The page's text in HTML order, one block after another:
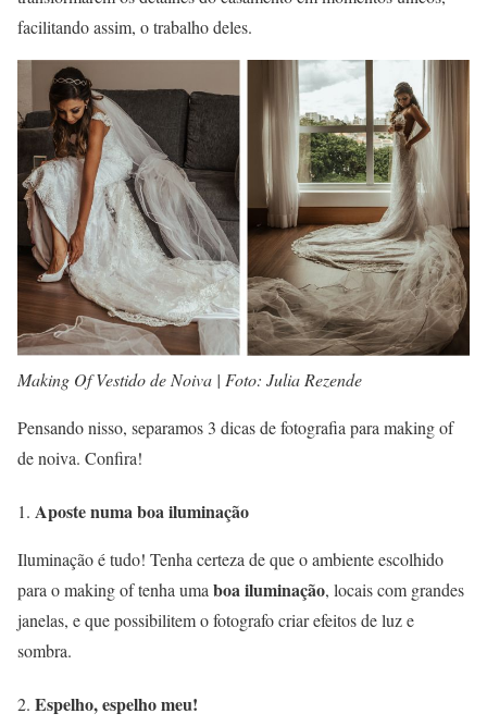
facilitando assim, o trabalho deles.
Making Of Vestido de Noiva | Foto: Julia Rezende
Pensando nisso, separamos 3 dicas de fotografia para making of
de noiva. Confira!
Aposte numa boa iluminação
Iluminação é tudo! Tenha certeza de que o ambiente escolhido
para o making of tenha uma boa iluminação, locais com grandes
janelas, e que possibilitem o fotografo criar efeitos de luz e
sombra.
Espelho, espelho meu!